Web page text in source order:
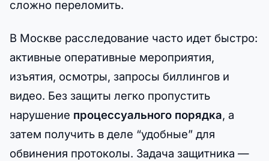
сложно переломить.
В Москве расследование часто идет быстро:
активные оперативные мероприятия,
изъятия, осмотры, запросы биллингов и
видео. Без защиты легко пропустить
нарушение процессуального порядка, а
затем получить в деле “удобные” для
обвинения протоколы. Задача защитника —